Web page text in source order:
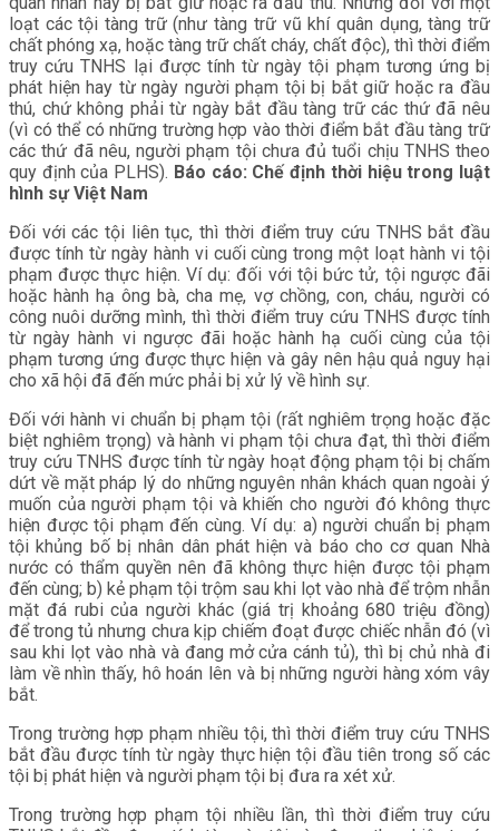
loạt các tội tàng trữ (như tàng trữ vũ khí quân dụng, tàng trữ
chất phóng xạ, hoặc tàng trữ chất cháy, chất độc), thì thời điểm
truy cứu TNHS lại được tính từ ngày tội phạm tương ứng bị
phát hiện hay từ ngày người phạm tội bị bắt giữ hoặc ra đầu
thú, chứ không phải từ ngày bắt đầu tàng trữ các thứ đã nêu
(vì có thể có những trường hợp vào thời điểm bắt đầu tàng trữ
các thứ đã nêu, người phạm tội chưa đủ tuổi chịu TNHS theo
quy định của PLHS). Báo cáo: Chế định thời hiệu trong luật
hình sự Việt Nam
Đối với các tội liên tục, thì thời điểm truy cứu TNHS bắt đầu
được tính từ ngày hành vi cuối cùng trong một loạt hành vi tội
phạm được thực hiện. Ví dụ: đối với tội bức tử, tội ngược đãi
hoặc hành hạ ông bà, cha mẹ, vợ chồng, con, cháu, người có
công nuôi dưỡng mình, thì thời điểm truy cứu TNHS được tính
từ ngày hành vi ngược đãi hoặc hành hạ cuối cùng của tội
phạm tương ứng được thực hiện và gây nên hậu quả nguy hại
cho xã hội đã đến mức phải bị xử lý về hình sự.
Đối với hành vi chuẩn bị phạm tội (rất nghiêm trọng hoặc đặc
biệt nghiêm trọng) và hành vi phạm tội chưa đạt, thì thời điểm
truy cứu TNHS được tính từ ngày hoạt động phạm tội bị chấm
dứt về mặt pháp lý do những nguyên nhân khách quan ngoài ý
muốn của người phạm tội và khiến cho người đó không thực
hiện được tội phạm đến cùng. Ví dụ: a) người chuẩn bị phạm
tội khủng bố bị nhân dân phát hiện và báo cho cơ quan Nhà
nước có thẩm quyền nên đã không thực hiện được tội phạm
đến cùng; b) kẻ phạm tội trộm sau khi lọt vào nhà để trộm nhẫn
mặt đá rubi của người khác (giá trị khoảng 680 triệu đồng)
để trong tủ nhưng chưa kịp chiếm đoạt được chiếc nhẫn đó (vì
sau khi lọt vào nhà và đang mở cửa cánh tủ), thì bị chủ nhà đi
làm về nhìn thấy, hô hoán lên và bị những người hàng xóm vây
bắt.
Trong trường hợp phạm nhiều tội, thì thời điểm truy cứu TNHS
bắt đầu được tính từ ngày thực hiện tội đầu tiên trong số các
tội bị phát hiện và người phạm tội bị đưa ra xét xử.
Trong trường hợp phạm tội nhiều lần, thì thời điểm truy cứu